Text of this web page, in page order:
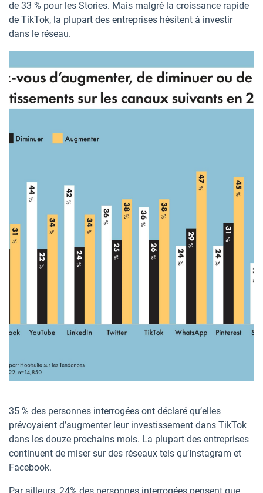
de 33 % pour les Stories. Mais malgré la croissance rapide
de TikTok, la plupart des entreprises hésitent à investir
dans le réseau.
35 % des personnes interrogées ont déclaré qu’elles
prévoyaient d’augmenter leur investissement dans TikTok
dans les douze prochains mois. La plupart des entreprises
continuent de miser sur des réseaux tels qu’Instagram et
Facebook.